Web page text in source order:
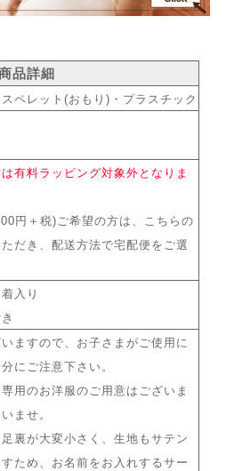
品詳細
ペレット(おもり)・プラスチック
有料ラッピング対象外となりま
円＋税)ご希望の方は、こちらの
だき、配送方法で宅配便をご選
入り
ますので、お子さまがご使用に
にご注意下さい。
用のお洋服のご用意はございま
ませ。
裏が大変小さく、生地もサテン
ため、お名前をお入れするサー